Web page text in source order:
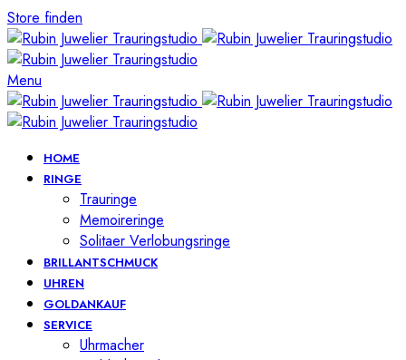
Store finden
Menu
HOME
RINGE
Trauringe
Memoireringe
Solitaer Verlobungsringe
BRILLANTSCHMUCK
UHREN
GOLDANKAUF
SERVICE
Uhrmacher